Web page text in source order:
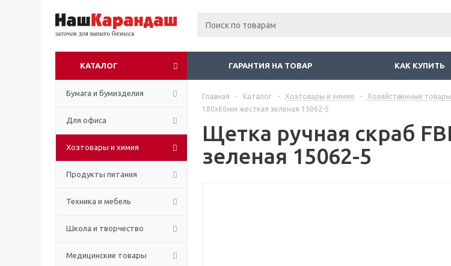
КАТАЛОГ ГАРАНТИЯ НА ТОВАР КАК КУПИТЬ
Бумага и бумизделия
Для офиса
Хозтовары и химия
Продукты питания
Техника и мебель
Школа и творчество
Медицинские товары
Главная - Каталог - Хозтовары и химия - Хозяйственные товары
180х60мм жесткая зеленая 15062-5
Щетка ручная скраб
зеленая 15062-5